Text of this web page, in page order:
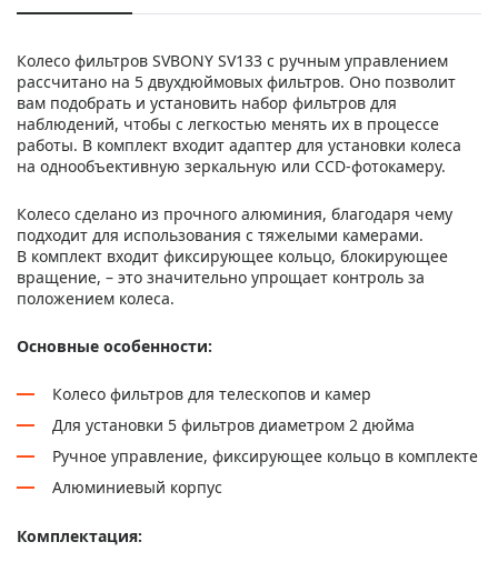
Колесо фильтров SVBONY SV133 с ручным управлением
рассчитано на 5 двухдюймовых фильтров. Оно позволит
вам подобрать и установить набор фильтров для
наблюдений, чтобы с легкостью менять их в процессе
работы. В комплект входит адаптер для установки колеса
на однообъективную зеркальную или CСD-фотокамеру.
Колесо сделано из прочного алюминия, благодаря чему
подходит для использования с тяжелыми камерами.
В комплект входит фиксирующее кольцо, блокирующее
вращение, – это значительно упрощает контроль за
положением колеса.
Основные особенности:
Колесо фильтров для телескопов и камер
Для установки 5 фильтров диаметром 2 дюйма
Ручное управление, фиксирующее кольцо в комплекте
Алюминиевый корпус
Комплектация: